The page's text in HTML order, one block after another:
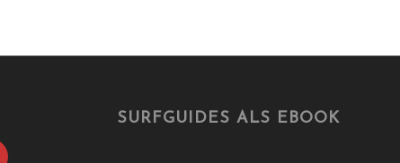
SURFGUIDES ALS EBOOK